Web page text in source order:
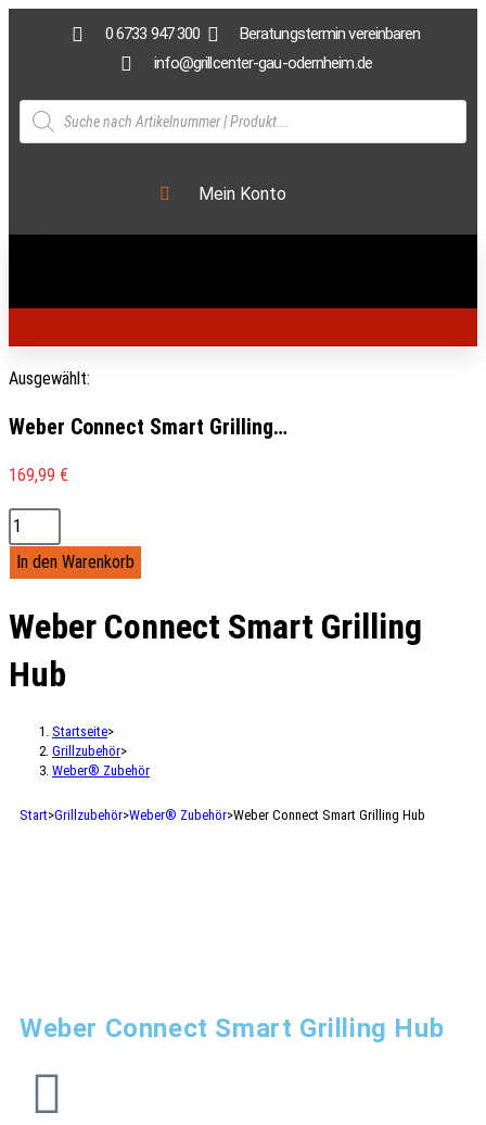
0 6733 947 300
Beratungstermin vereinbaren
info@grillcenter-gau-odernheim.de
Mein Konto
Ausgewählt:
Weber Connect Smart Grilling…
169,99 €
In den Warenkorb
Weber Connect Smart Grilling
Hub
Startseite>
Grillzubehör>
Weber® Zubehör
Start>Grillzubehör>Weber® Zubehör>Weber Connect Smart Grilling Hub
Weber Connect Smart Grilling Hub